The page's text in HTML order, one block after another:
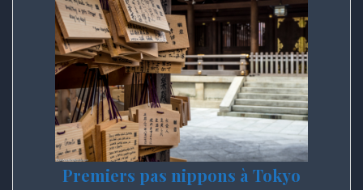
Premiers pas nippons à Tokyo